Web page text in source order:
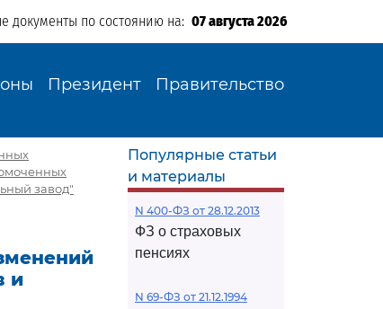
документы по состоянию на: 07 августа 2026
Президент Правительство
завод"
и
Популярные статьи
и материалы
N 400-ФЗ от 28.12.2013
ФЗ о страховых
пенсиях
N 69-ФЗ от 21.12.1994